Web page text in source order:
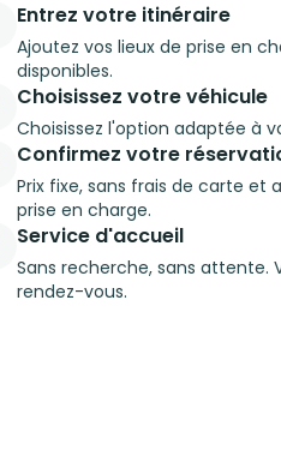
Entrez votre itinéraire
Ajoutez vos lieux de prise en
disponibles.
Choisissez votre véhicule
Choisissez l'option adaptée à
Confirmez votre
Prix fixe, sans frais de carte
prise en charge.
Service d'accueil
Sans recherche, sans
rendez-vous.